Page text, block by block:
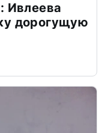
Ивлеева
дорогущую